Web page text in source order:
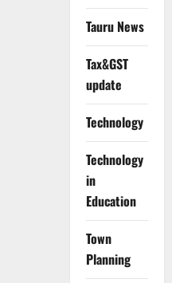
Tauru News
Tax&GST
update
Technology
Technology
in
Education
Town
Planning